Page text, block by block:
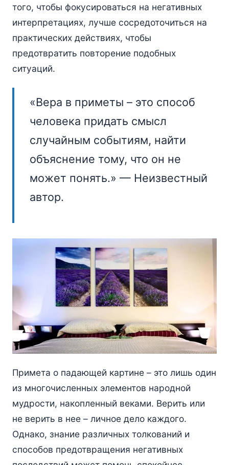
того, чтобы фокусироваться на негативных
интерпретациях, лучше сосредоточиться на
практических действиях, чтобы
предотвратить повторение подобных
ситуаций.
«Вера в приметы – это способ
человека придать смысл
случайным событиям, найти
объяснение тому, что он не
может понять.» — Неизвестный
автор.
Примета о падающей картине – это лишь один
из многочисленных элементов народной
мудрости, накопленный веками. Верить или
не верить в нее – личное дело каждого.
Однако, знание различных толкований и
способов предотвращения негативных